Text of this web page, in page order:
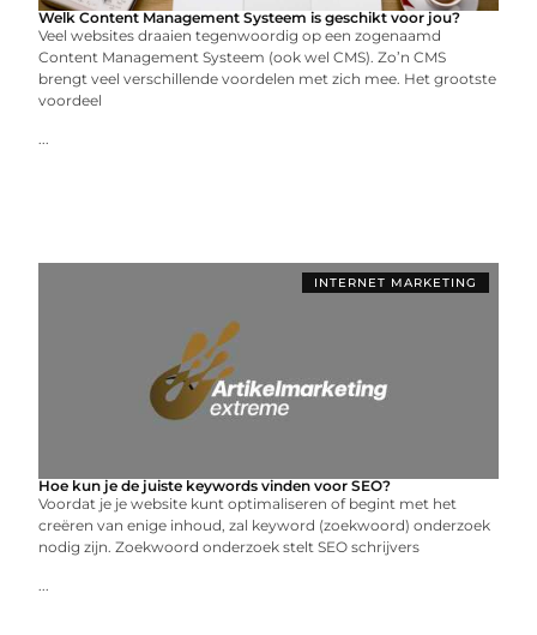
Welk Content Management Systeem is geschikt voor jou?
Veel websites draaien tegenwoordig op een zogenaamd
Content Management Systeem (ook wel CMS). Zo’n CMS
brengt veel verschillende voordelen met zich mee. Het grootste
voordeel
...
INTERNET MARKETING
Hoe kun je de juiste keywords vinden voor SEO?
Voordat je je website kunt optimaliseren of begint met het
creëren van enige inhoud, zal keyword (zoekwoord) onderzoek
nodig zijn. Zoekwoord onderzoek stelt SEO schrijvers
...